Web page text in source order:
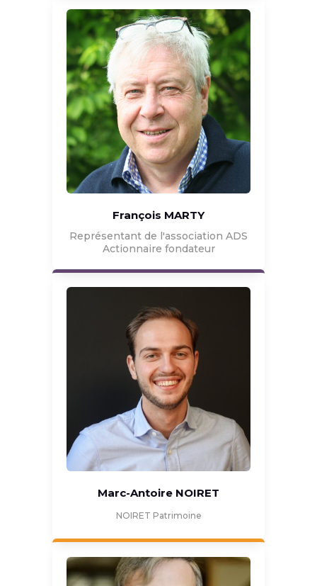
François MARTY
Représentant de l'association ADS
Actionnaire fondateur
Marc-Antoire NOIRET
NOIRET Patrimoine